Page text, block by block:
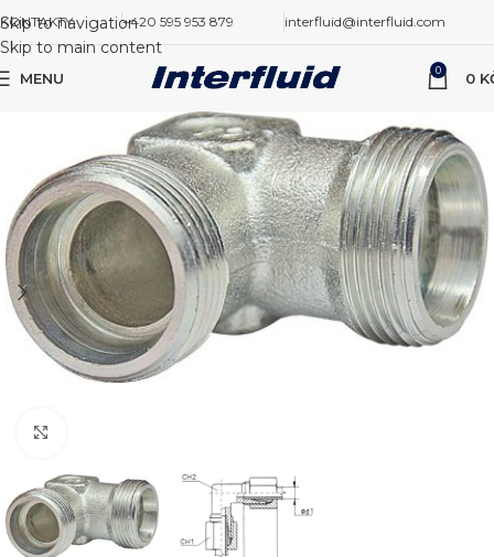
Skip to navigation
Skip to main content
KONTAKTY +420 595 953 879 interfluid@interfluid.com
MENU 0 0